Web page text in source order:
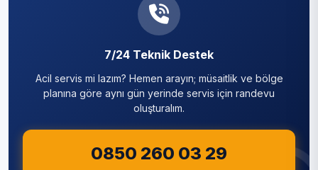
7/24 Teknik Destek
Acil servis mi lazım? Hemen arayın; müsaitlik ve bölge
planına göre aynı gün yerinde servis için randevu
oluşturalım.
0850 260 03 29